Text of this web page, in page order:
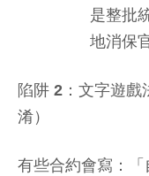
是整批
地消保
陷阱 2：文字遊戲
淆）
有些合約會寫：